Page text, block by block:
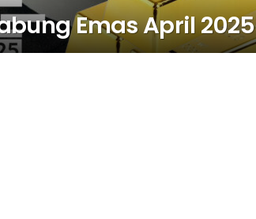
Emas April 2025